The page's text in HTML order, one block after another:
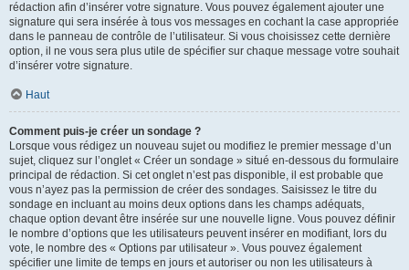
rédaction afin d’insérer votre signature. Vous pouvez également ajouter une
signature qui sera insérée à tous vos messages en cochant la case appropriée
dans le panneau de contrôle de l’utilisateur. Si vous choisissez cette dernière
option, il ne vous sera plus utile de spécifier sur chaque message votre souhait
d’insérer votre signature.
Haut
Comment puis-je créer un sondage ?
Lorsque vous rédigez un nouveau sujet ou modifiez le premier message d’un
sujet, cliquez sur l’onglet « Créer un sondage » situé en-dessous du formulaire
principal de rédaction. Si cet onglet n’est pas disponible, il est probable que
vous n’ayez pas la permission de créer des sondages. Saisissez le titre du
sondage en incluant au moins deux options dans les champs adéquats,
chaque option devant être insérée sur une nouvelle ligne. Vous pouvez définir
le nombre d’options que les utilisateurs peuvent insérer en modifiant, lors du
vote, le nombre des « Options par utilisateur ». Vous pouvez également
spécifier une limite de temps en jours et autoriser ou non les utilisateurs à